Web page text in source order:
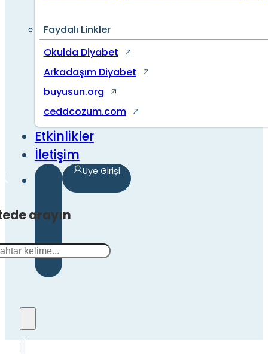
Faydalı Linkler
Okulda Diyabet
Arkadaşım Diyabet
buyusun.org
ceddcozum.com
Etkinlikler
İletişim
arayın
Üye Girişi